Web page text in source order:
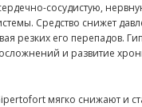
сосудистую,
Средство снижет
резких его перепадов.
и развитие
мягко снижают и